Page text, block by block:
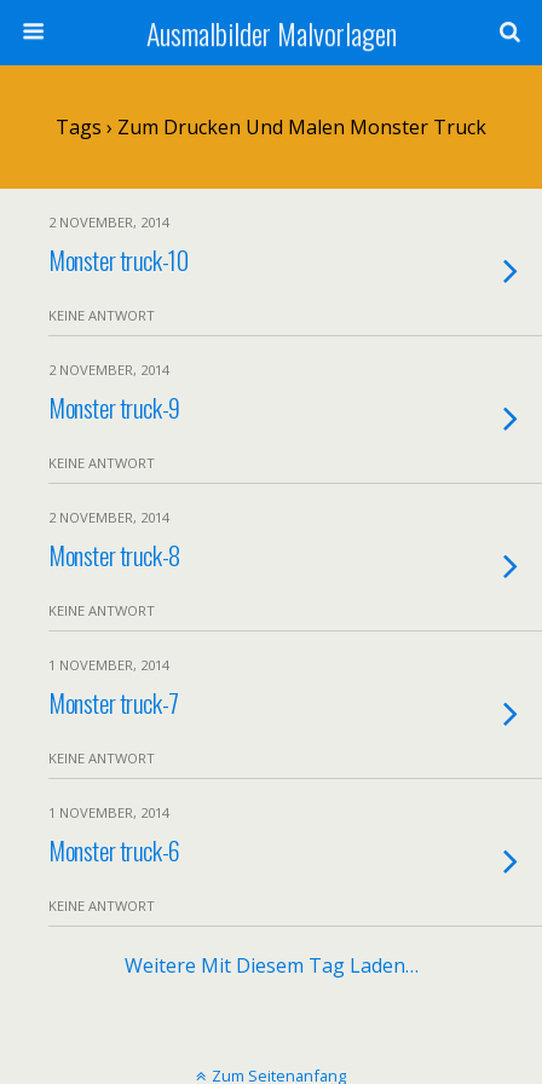
Ausmalbilder Malvorlagen
Tags › Zum Drucken Und Malen Monster Truck
2 NOVEMBER, 2014
Monster truck-10
KEINE ANTWORT
2 NOVEMBER, 2014
Monster truck-9
KEINE ANTWORT
2 NOVEMBER, 2014
Monster truck-8
KEINE ANTWORT
1 NOVEMBER, 2014
Monster truck-7
KEINE ANTWORT
1 NOVEMBER, 2014
Monster truck-6
KEINE ANTWORT
Weitere Mit Diesem Tag Laden…
Zum Seitenanfang